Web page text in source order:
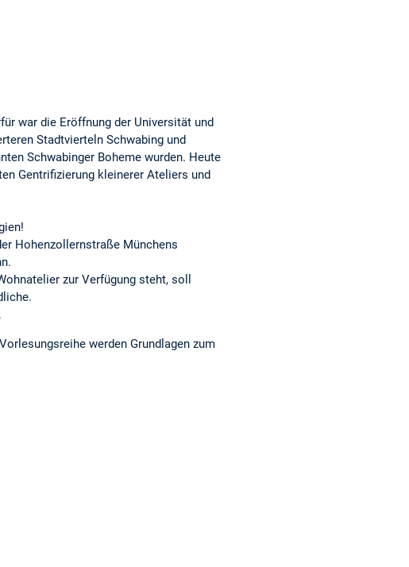
war die Eröffnung der Universität und
Stadtvierteln Schwabing und
Schwabinger Boheme wurden. Heute
Gentrifizierung kleinerer Ateliers und
Hohenzollernstraße Münchens
zur Verfügung steht, soll
werden Grundlagen zum